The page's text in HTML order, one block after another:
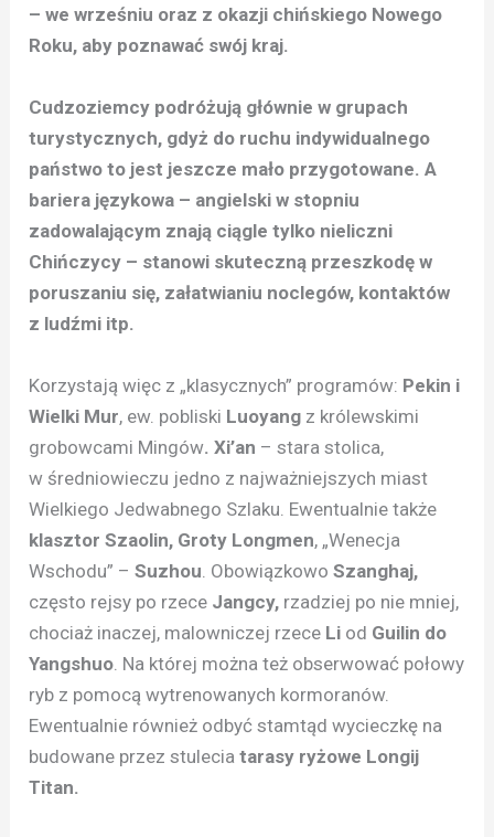
– we wrześniu oraz z okazji chińskiego Nowego
Roku, aby poznawać swój kraj.
Cudzoziemcy podróżują głównie w grupach
turystycznych, gdyż do ruchu indywidualnego
państwo to jest jeszcze mało przygotowane. A
bariera językowa – angielski w stopniu
zadowalającym znają ciągle tylko nieliczni
Chińczycy – stanowi skuteczną przeszkodę w
poruszaniu się, załatwianiu noclegów, kontaktów
z ludźmi itp.
Korzystają więc z „klasycznych” programów: Pekin i
Wielki Mur, ew. pobliski Luoyang z królewskimi
grobowcami Mingów. Xi’an – stara stolica,
w średniowieczu jedno z najważniejszych miast
Wielkiego Jedwabnego Szlaku. Ewentualnie także
klasztor Szaolin, Groty Longmen, „Wenecja
Wschodu” –Suzhou. ObowiązkowoSzanghaj,
często rejsy po rzece Jangcy, rzadziej po nie mniej,
chociaż inaczej, malowniczej rzece Li od Guilin do
Yangshuo. Na której można też obserwować połowy
ryb z pomocą wytrenowanych kormoranów.
Ewentualnie również odbyć stamtąd wycieczkę na
budowane przez stuleciatarasy ryżowe Longij
Titan.